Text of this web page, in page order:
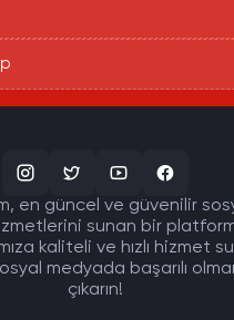
en güncel ve güvenilir
sunan bir
kaliteli ve hızlı hizmet
medyada başarılı
çıkarın!